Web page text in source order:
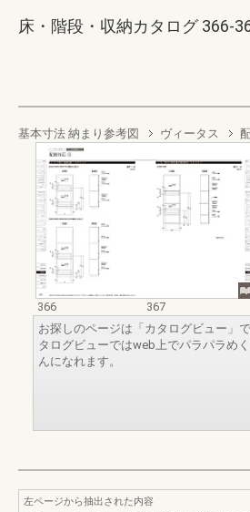
床・階段・収納カタログ 366-
基本寸法 納まり参考図 ヴィータス
366
367
お探しのページは「カタログビュー」
タログビューではweb上でパラパラめ
んになれます。
左ページから抽出された内容